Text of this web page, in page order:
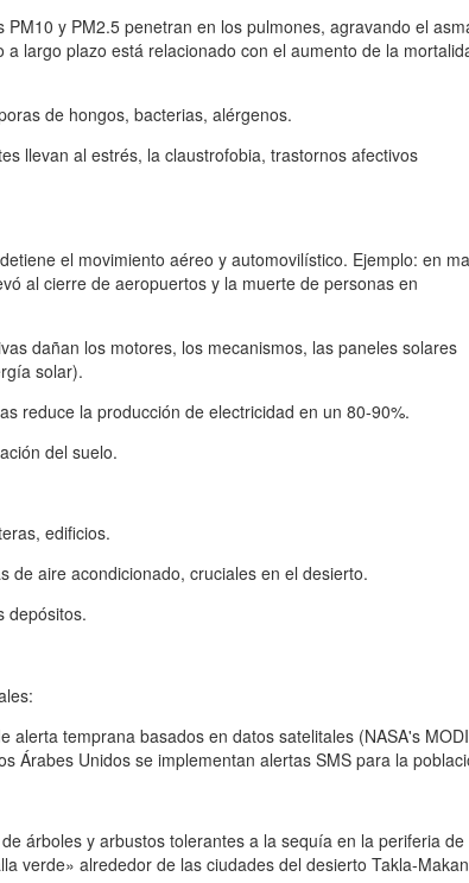
PM10 y PM2.5 penetran en los pulmones, agravando el
largo plazo está relacionado con el aumento de la
de hongos, bacterias, alérgenos.
llevan al estrés, la claustrofobia, trastornos afectivos
el movimiento aéreo y automovilístico. Ejemplo: en
al cierre de aeropuertos y la muerte de personas en
dañan los motores, los mecanismos, las paneles solares
solar).
reduce la producción de electricidad en un 80-90%.
del suelo.
edificios.
de aire acondicionado, cruciales en el desierto.
depósitos.
alerta temprana basados en datos satelitales (NASA's
Árabes Unidos se implementan alertas SMS para la
árboles y arbustos tolerantes a la sequía en la periferia de
verde» alrededor de las ciudades del desierto Takla-